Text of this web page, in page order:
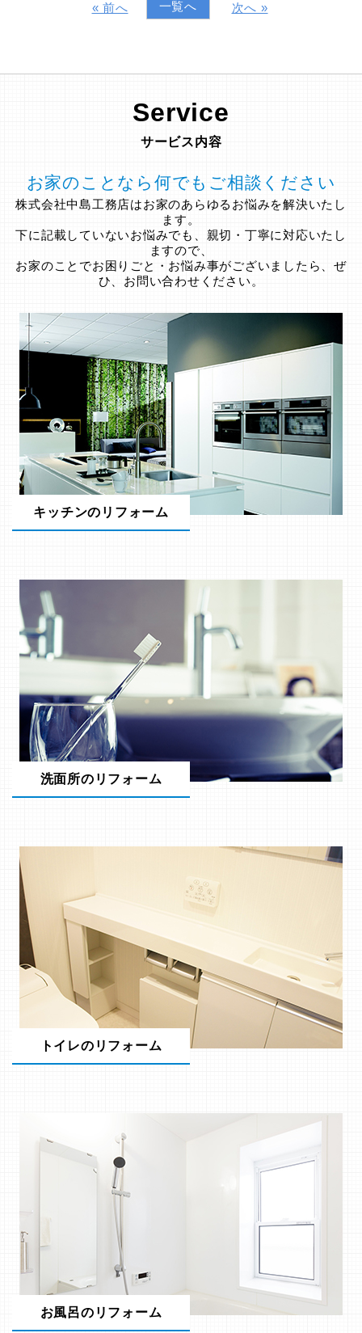
« 前へ 一覧へ 次へ »
Service
サービス内容
お家のことなら何でもご相談ください
株式会社中島工務店はお家のあらゆるお悩みを解決いたし
ます。
下に記載していないお悩みでも、親切・丁寧に対応いたし
ますので、
お家のことでお困りごと・お悩み事がございましたら、ぜ
ひ、お問い合わせください。
キッチンのリフォーム
洗面所のリフォーム
トイレのリフォーム
お風呂のリフォーム